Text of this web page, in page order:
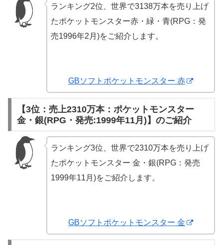
ランキング2位、世界で3138万本を売り上げ
たポケットモンスター赤・緑・青(RPG：発
売1996年2月)をご紹介します。
GBソフトポケットモンスター 赤
【3位：売上2310万本：ポケットモンスター
金・銀(RPG・発売:1999年11月)】のご紹介
ランキング3位、世界で2310万本を売り上げ
たポケットモンスター 金・銀(RPG：発売
1999年11月)をご紹介します。
GBソフトポケットモンスター 金